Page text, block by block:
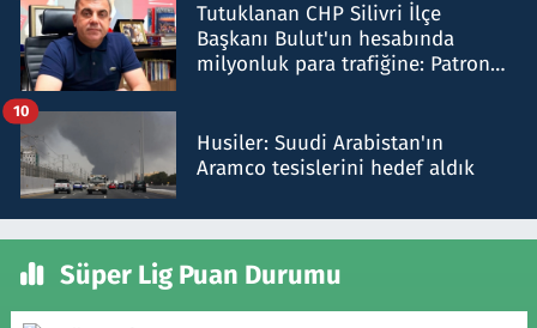
Tutuklanan CHP Silivri İlçe
Başkanı Bulut'un hesabında
milyonluk para trafiğine: Patron
Husiler: Suudi Arabistan'ın
Aramco tesislerini hedef aldık
10
Süper Lig Puan Durumu